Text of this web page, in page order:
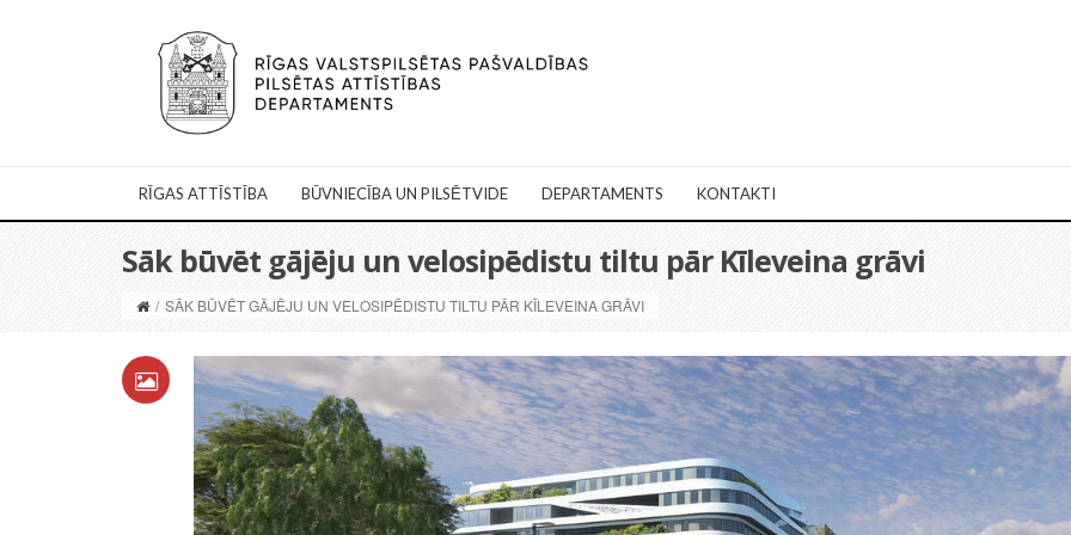
RĪGAS ATTĪSTĪBA BŪVNIECĪBA UN PILSĒTVIDE DEPARTAMENTS KONTAKTI
Sāk būvēt gājēju un velosipēdistu tiltu pār Kīleveina grāvi
/ SĀK BŪVĒT GĀJĒJU UN VELOSIPĒDISTU TILTU PĀR KĪLEVEINA GRĀVI